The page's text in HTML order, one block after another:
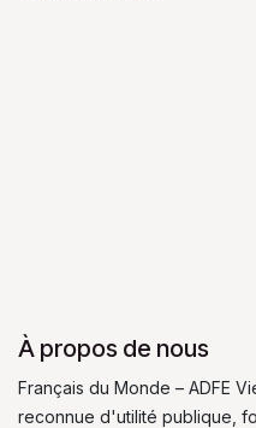
À propos de nous
Français du Monde – ADFE
reconnue d'utilité publique,